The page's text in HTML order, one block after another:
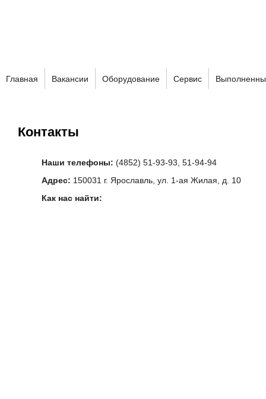
Главная Вакансии Оборудование Сервис
Контакты
Наши телефоны: (4852) 51-93-93, 51-94-94
Адрес: 150031 г. Ярославль, ул. 1-ая Жилая, д. 10
Как нас найти: